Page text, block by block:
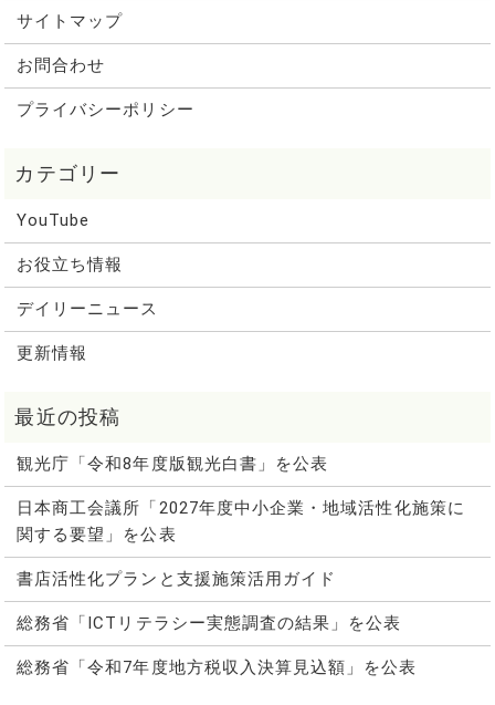
サイトマップ
お問合わせ
プライバシーポリシー
YouTube
お役立ち情報
デイリーニュース
更新情報
観光庁「令和8年度版観光白書」を公表
日本商工会議所「2027年度中小企業・地域活性化施策に
関する要望」を公表
書店活性化プランと支援施策活用ガイド
総務省「ICTリテラシー実態調査の結果」を公表
総務省「令和7年度地方税収入決算見込額」を公表